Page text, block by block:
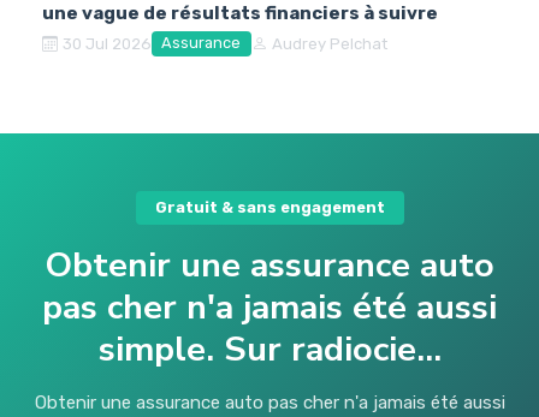
une vague de résultats financiers à suivre
30 Jul 2026 Assurance Audrey Pelchat
Gratuit & sans engagement
Obtenir une assurance auto
pas cher n'a jamais été aussi
simple. Sur radiocie...
Obtenir une assurance auto pas cher n'a jamais été aussi